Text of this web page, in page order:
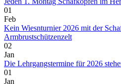
01
Feb
Kein Wiesnturnier 2026 mit der
Armbrustschützenzelt
02
Jan
Die Lehrgangstermine für 2026
01
Jan